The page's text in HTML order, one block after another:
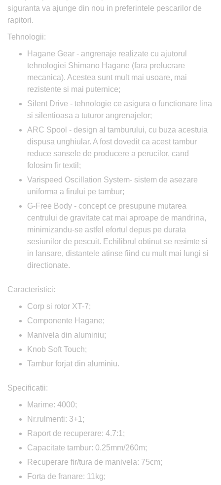
siguranta va ajunge din nou in preferintele pescarilor de
rapitori.
Tehnologii:
Hagane Gear - angrenaje realizate cu ajutorul
tehnologiei Shimano Hagane (fara prelucrare
mecanica). Acestea sunt mult mai usoare, mai
rezistente si mai puternice;
Silent Drive - tehnologie ce asigura o functionare lina
si silentioasa a tuturor angrenajelor;
ARC Spool - design al tamburului, cu buza acestuia
dispusa unghiular. A fost dovedit ca acest tambur
reduce sansele de producere a perucilor, cand
folosim fir textil;
Varispeed Oscillation System- sistem de asezare
uniforma a firului pe tambur;
G-Free Body - concept ce presupune mutarea
centrului de gravitate cat mai aproape de mandrina,
minimizandu-se astfel efortul depus pe durata
sesiunilor de pescuit. Echilibrul obtinut se resimte si
in lansare, distantele atinse fiind cu mult mai lungi si
directionate.
Caracteristici:
Corp si rotor XT-7;
Componente Hagane;
Manivela din aluminiu;
Knob Soft Touch;
Tambur forjat din aluminiu.
Specificatii:
Marime: 4000;
Nr.rulmenti: 3+1;
Raport de recuperare: 4.7:1;
Capacitate tambur: 0.25mm/260m;
Recuperare fir/tura de manivela: 75cm;
Forta de franare: 11kg;